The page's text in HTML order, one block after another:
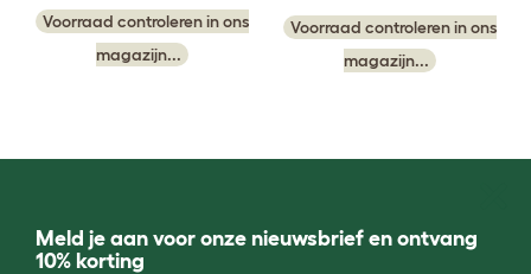
Voorraad controleren in ons
magazijn...
Voorraad controleren in ons
magazijn...
Meld je aan voor onze nieuwsbrief en ontvang
10% korting